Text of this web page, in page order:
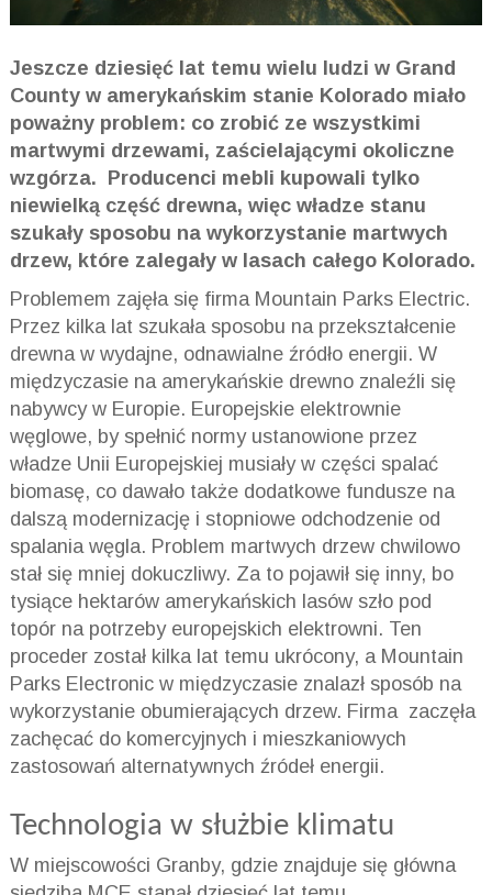
Jeszcze dziesięć lat temu wielu ludzi w Grand
County w amerykańskim stanie Kolorado miało
poważny problem: co zrobić ze wszystkimi
martwymi drzewami, zaścielającymi okoliczne
wzgórza. Producenci mebli kupowali tylko
niewielką część drewna, więc władze stanu
szukały sposobu na wykorzystanie martwych
drzew, które zalegały w lasach całego Kolorado.
Problemem zajęła się firma Mountain Parks Electric.
Przez kilka lat szukała sposobu na przekształcenie
drewna w wydajne, odnawialne źródło energii. W
międzyczasie na amerykańskie drewno znaleźli się
nabywcy w Europie. Europejskie elektrownie
węglowe, by spełnić normy ustanowione przez
władze Unii Europejskiej musiały w części spalać
biomasę, co dawało także dodatkowe fundusze na
dalszą modernizację i stopniowe odchodzenie od
spalania węgla. Problem martwych drzew chwilowo
stał się mniej dokuczliwy. Za to pojawił się inny, bo
tysiące hektarów amerykańskich lasów szło pod
topór na potrzeby europejskich elektrowni. Ten
proceder został kilka lat temu ukrócony, a Mountain
Parks Electronic w międzyczasie znalazł sposób na
wykorzystanie obumierających drzew. Firma zaczęła
zachęcać do komercyjnych i mieszkaniowych
zastosowań alternatywnych źródeł energii.
Technologia w służbie klimatu
W miejscowości Granby, gdzie znajduje się główna